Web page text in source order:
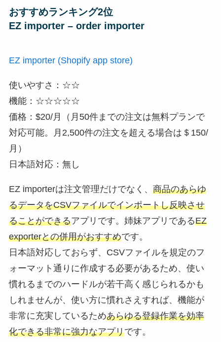
おすすめランキング2位
EZ importer – order importer
EZ importer (Shopify app store)
使いやすさ：☆☆
機能：☆☆☆☆☆
価格：$20/月（月50件までの注文は無料プランで
対応可能。月2,500件の注文を超える場合は＄150/
月）
日本語対応：無し
EZ importerは注文管理だけでなく、 商品のあらゆ
るデータをCSVファイルでインポートし反映させ
ることができるアプリです。姉妹アプリであるEZ
exporterとの併用がおすすめです。
日本語対応しておらず、CSVファイルを規定のフ
ォーマット通りに作成する必要があるため、使い
慣れるまでのハードルが若干高く感じられるかも
しれませんが、使い方に慣れさえすれば、機能が
非常に充実しているためあらゆる登録作業を効率
化できる非常に強力なアプリです。